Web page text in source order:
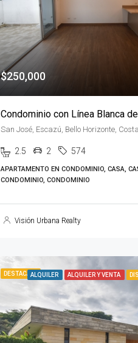
$250,000
San José, Escazú, Bello Horizonte,
2.5 2 574
APARTAMENTO EN CONDOMINIO, CASA,
CONDOMINIO, CONDOMINIO
Visión Urbana Realty
DESTACADAALQUILER ALQUILER Y VENTA